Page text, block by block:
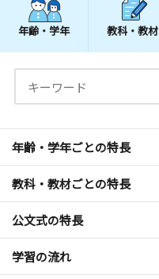
年齢・学年 教科・教材
年齢・学年ごとの特長
教科・教材ごとの特長
公文式の特長
学習の流れ